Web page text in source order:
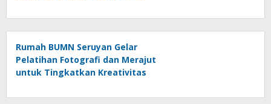
Rumah BUMN Seruyan Gelar
Pelatihan Fotografi dan Merajut
untuk Tingkatkan Kreativitas